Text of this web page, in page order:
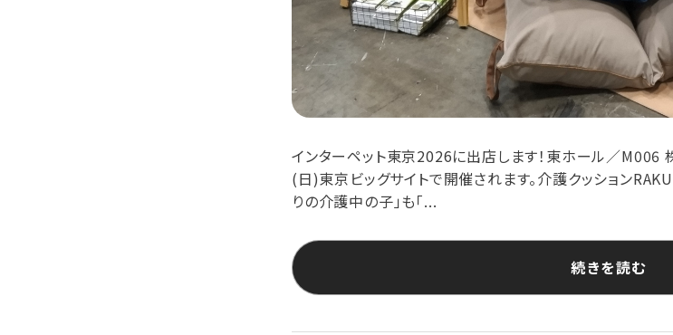
インターペット東京2026に出店します！東ホール／
(日)東京ビッグサイトで開催されます。介護クッション
りの介護中の子」も「...
続きを読む